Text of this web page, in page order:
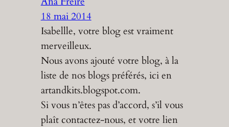
18 mai 2014
Isabellle, votre blog est vraiment
merveilleux.
Nous avons ajouté votre blog, à la
liste de nos blogs préférés, ici en
artandkits.blogspot.com.
Si vous n’êtes pas d’accord, s’il vous
plaît contactez-nous, et votre lien